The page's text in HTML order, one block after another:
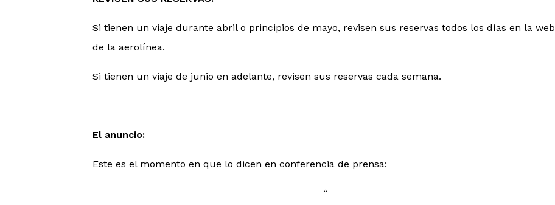
Si tienen un viaje durante abril o principios de mayo, revisen sus reservas todos los días en la web
de la aerolínea.
Si tienen un viaje de junio en adelante, revisen sus reservas cada semana.
El anuncio:
Este es el momento en que lo dicen en conferencia de prensa: